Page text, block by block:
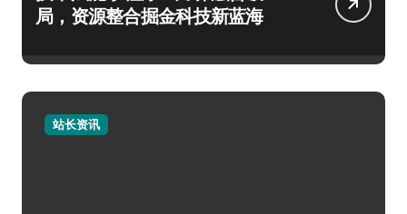
局，资源整合掘金科技新蓝海
站长资讯